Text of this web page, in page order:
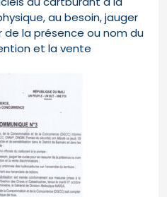
au besoin, jauger
de la présence ou nom du
et la vente